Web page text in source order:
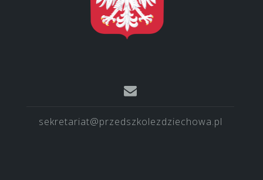
sekretariat@przedszkolezdziechowa.pl